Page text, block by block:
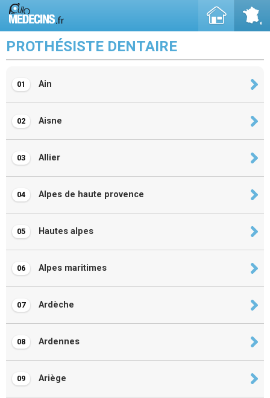
PROTHÉSISTE DENTAIRE
01 Ain
02 Aisne
03 Allier
04 Alpes de haute provence
05 Hautes alpes
06 Alpes maritimes
07 Ardèche
08 Ardennes
09 Ariège